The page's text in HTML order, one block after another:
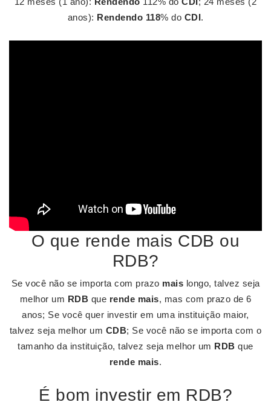
anos): Rendendo 118% do CDI.
O que rende mais CDB ou
RDB?
Se você não se importa com prazo mais longo, talvez seja
melhor um RDB que rende mais, mas com prazo de 6
anos; Se você quer investir em uma instituição maior,
talvez seja melhor um CDB; Se você não se importa com o
tamanho da instituição, talvez seja melhor um RDB que
rende mais.
É bom investir em RDB?